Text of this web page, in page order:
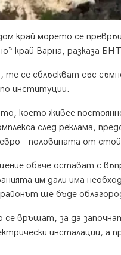
край морето се
край Варна, разказа
се сблъскват със
институции.
което живее
след реклама,
– половината от
обаче остават с
им дали има
ще бъде
се връщат, за да
инсталации, а